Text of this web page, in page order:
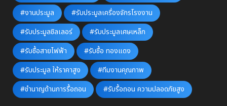
#งานประมูล
#รับประมูลเครื่องจักรโรงงาน
#รับประมูลชิลเลอร์
#รับประมูลเศษเหล็ก
#รับซื้อสายไฟฟ้า
#รับซื้อ ทองแดง
#รับประมูล ให้ราคาสูง
#ทีมงานคุณภาพ
#ชำนาญด้านการรื้อถอน
#รับรื้อถอน ความปลอดภัยสูง